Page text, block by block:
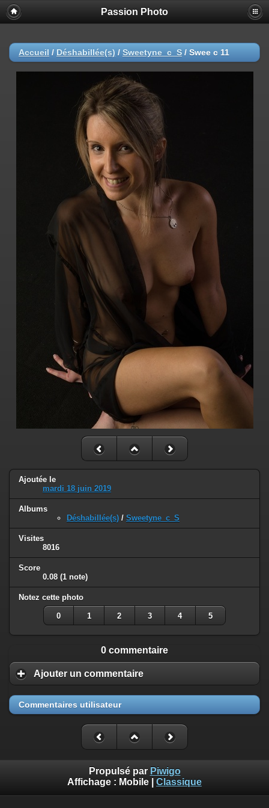
Passion Photo
Accueil / Déshabillée(s) / Sweetyne_c_S / Swee c 11
Ajoutée le
mardi 18 juin 2019
Albums
Déshabillée(s) / Sweetyne_c_S
Visites
8016
Score
0.08 (1 note)
Notez cette photo
0 1 2 3 4 5
0 commentaire
Ajouter un commentaire
Commentaires utilisateur
Propulsé par Piwigo
Affichage : Mobile Classique